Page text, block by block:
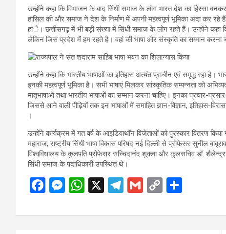
उन्होंने कहा कि विभाजन के बाद सिंधी समाज के लोग भारत देश का हिस्सा
हासिल की और समाज ने देश के निर्माण में अपनी महत्वपूर्ण भूमिका अदा कर रहे
हांे। छत्तीसगढ़ में भी बड़ी संख्या में सिंधी समाज के लोग रहते हैं। उन्होंने कहा
लेकिन जिस प्रदेश में हम रहते है। वहां की भाषा और संस्कृति का सम्मान करना
उन्होंने कहा कि भारतीय भाषाओं का इतिहास अत्यंत प्राचीन एवं समृद्ध रहा है।
इनकी महत्वपूर्ण भूमिका है। सभी भाषाएं मिलकर सांस्कृतिक सम्पन्नता को
मातृभाषाओं तथा भारतीय भाषाओं का सम्मान करना चाहिए। इनका प्रचार-
जिससे आने वाली पीढ़ियों तक इन भाषाओं में समाहित ज्ञान-विज्ञान, इतिहास-
।
उन्होंने कार्यक्रम में गत वर्ष के आइडियाथॉन विजेताओं को पुरस्कार वितरण
महाराज, राष्ट्रीय सिंधी भाषा विकास परिषद नई दिल्ली से प्रोफेसर सुनील
विश्वविधालय के कुलपति प्रोफेसर सच्चिदानंद शुक्ला और कुलसचिव डॉ. शैलेन्द्र
सिंधी समाज के पदाधिकारी उपस्थित थे।
F
ce
M
se
W
at
X
T
e
G
ail
C
py ar